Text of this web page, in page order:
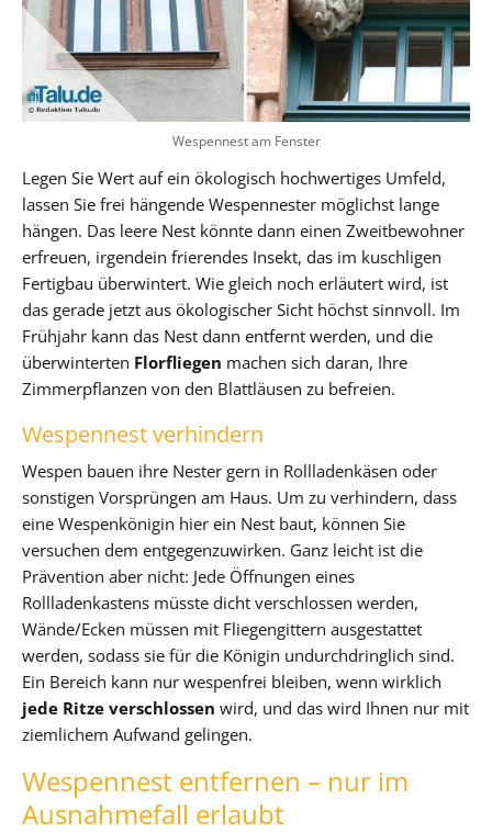
Wespennest am Fenster
Legen Sie Wert auf ein ökologisch hochwertiges Umfeld,
lassen Sie frei hängende Wespennester möglichst lange
hängen. Das leere Nest könnte dann einen Zweitbewohner
erfreuen, irgendein frierendes Insekt, das im kuschligen
Fertigbau überwintert. Wie gleich noch erläutert wird, ist
das gerade jetzt aus ökologischer Sicht höchst sinnvoll. Im
Frühjahr kann das Nest dann entfernt werden, und die
überwinterten Florfliegen machen sich daran, Ihre
Zimmerpflanzen von den Blattläusen zu befreien.
Wespennest verhindern
Wespen bauen ihre Nester gern in Rollladenkäsen oder
sonstigen Vorsprüngen am Haus. Um zu verhindern, dass
eine Wespenkönigin hier ein Nest baut, können Sie
versuchen dem entgegenzuwirken. Ganz leicht ist die
Prävention aber nicht: Jede Öffnungen eines
Rollladenkastens müsste dicht verschlossen werden,
Wände/Ecken müssen mit Fliegengittern ausgestattet
werden, sodass sie für die Königin undurchdringlich sind.
Ein Bereich kann nur wespenfrei bleiben, wenn wirklich
jede Ritze verschlossen wird, und das wird Ihnen nur mit
ziemlichem Aufwand gelingen.
Wespennest entfernen – nur im
Ausnahmefall erlaubt